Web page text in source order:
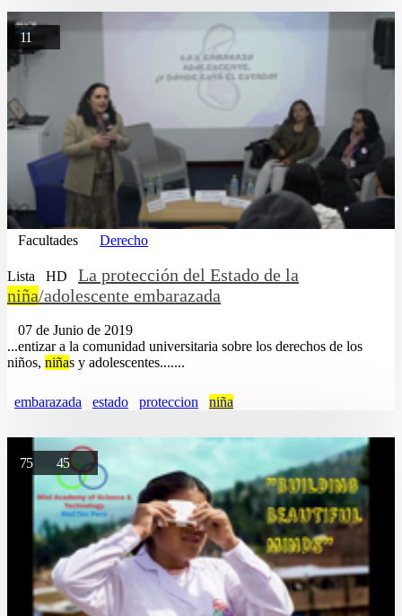
11
Facultades Derecho
Lista HD
La protección del Estado de la
niña/adolescente embarazada
07 de Junio de 2019
...entizar a la comunidad universitaria sobre los derechos de los
niños, niñas y adolescentes.......
embarazada estado proteccion niña
75 45